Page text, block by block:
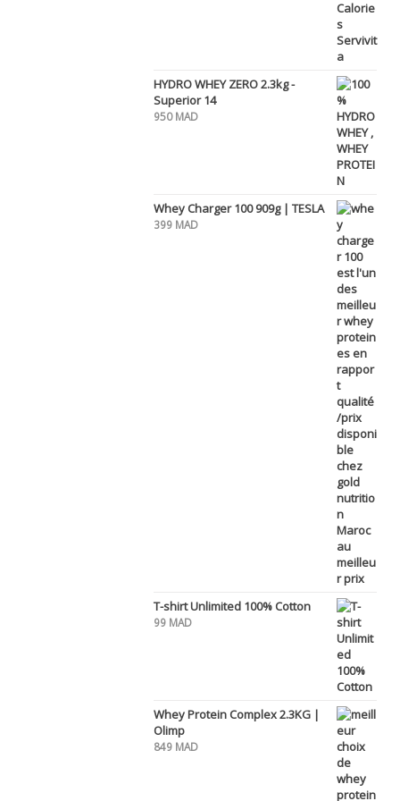
HYDRO WHEY ZERO 2.3kg -
Superior 14
950MAD
Whey Charger 100 909g | TESLA
399 MAD
T-shirt Unlimited 100% Cotton
99 MAD
Whey Protein Complex 2.3KG |
Olimp
849 MAD